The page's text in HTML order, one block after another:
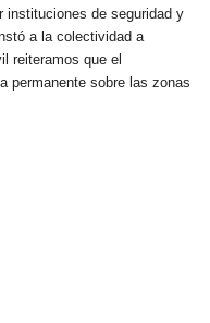
instituciones de seguridad y
a la colectividad a
reiteramos que el
permanente sobre las zonas